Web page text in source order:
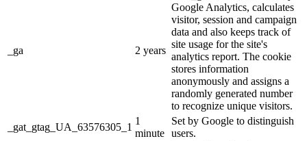
_ga 2 years
Google Analytics, calculates
visitor, session and campaign
data and also keeps track of
site usage for the site's
analytics report. The cookie
stores information
anonymously and assigns a
randomly generated number
to recognize unique visitors.
_gat_gtag_UA_63576305_1
1
minute
Set by Google to distinguish
users.